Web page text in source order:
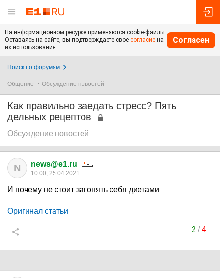
На информационном ресурсе применяются cookie-файлы.
Оставаясь на сайте, вы подтверждаете свое согласие на
их использование.
Согласен
Поиск по форумам
Общение Обсуждение новостей
Как правильно заедать стресс? Пять
дельных рецептов
Обсуждение новостей
N news@e1.ru
10:00, 25.04.2021
И почему не стоит загонять себя диетами
Оригинал статьи
2 /4